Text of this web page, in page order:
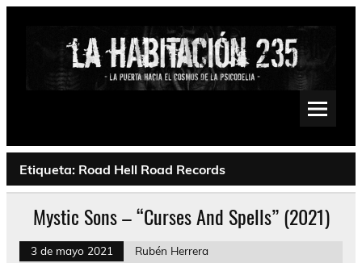
Saltar
Psychedelic, Stoner, Doom, Sludge, Fuzz, Space, Drone
Etiqueta: Road Hell Road Records
Mystic Sons – “Curses And Spells” (2021)
3 de mayo 2021
Rubén Herrera